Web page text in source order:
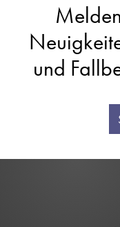
und